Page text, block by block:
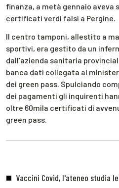
finanza, a metà gennaio aveva
certificati verdi falsi a Pergine.
Il centro tamponi, allestito a
sportivi, era gestito da un
dall’azienda sanitaria
banca dati collegata al
dei green pass. Spulciando
dei pagamenti gli inquirenti
oltre 60mila certificati di
green pass.
Vaccini Covid, l'ateneo studia